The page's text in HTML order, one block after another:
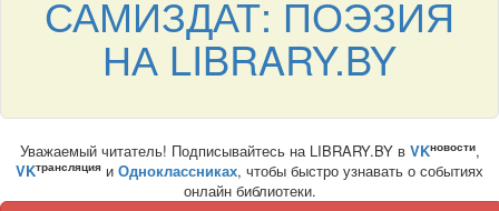
САМИЗДАТ: ПОЭЗИЯ
НА LIBRARY.BY
Уважаемый читатель! Подписывайтесь на LIBRARY.BY в VKновости,
VKтрансляция и Одноклассниках, чтобы быстро узнавать о событиях
онлайн библиотеки.